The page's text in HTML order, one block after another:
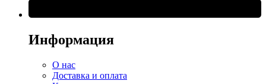
Информация
О нас
Доставка и оплата